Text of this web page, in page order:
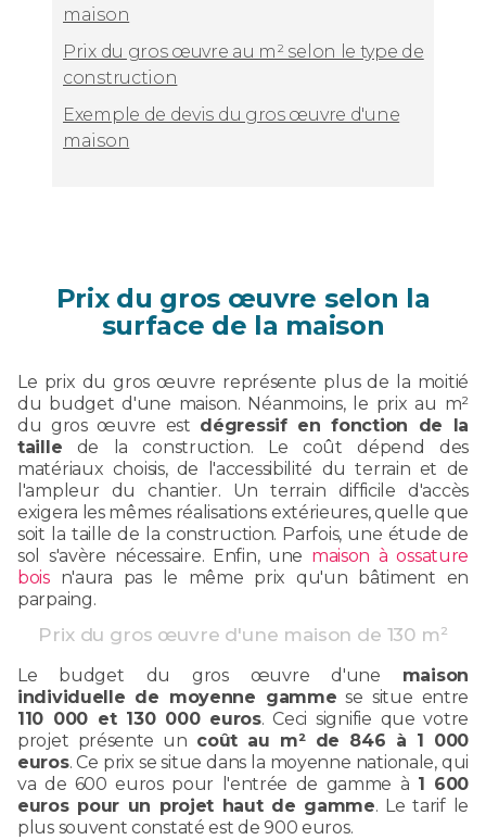
maison
Prix du gros œuvre au m² selon le type de
construction
Exemple de devis du gros œuvre d'une
maison
Prix du gros œuvre selon la
surface de la maison
Le prix du gros œuvre représente plus de la moitié
du budget d'une maison. Néanmoins, le prix au m²
du gros œuvre est dégressif en fonction de la
taille de la construction. Le coût dépend des
matériaux choisis, de l'accessibilité du terrain et de
l'ampleur du chantier. Un terrain difficile d'accès
exigera les mêmes réalisations extérieures, quelle que
soit la taille de la construction. Parfois, une étude de
sol s'avère nécessaire. Enfin, une maison à ossature
boisn'aura pas le même prix qu'un bâtiment en
parpaing.
Prix du gros œuvre d'une maison de 130 m²
Le budget du gros œuvre d'une maison
individuelle de moyenne gamme se situe entre
110 000 et 130 000 euros. Ceci signifie que votre
projet présente un coût au m² de 846 à 1 000
euros. Ce prix se situe dans la moyenne nationale, qui
va de 600 euros pour l'entrée de gamme à 1 600
euros pour un projet haut de gamme. Le tarif le
plus souvent constaté est de 900 euros.